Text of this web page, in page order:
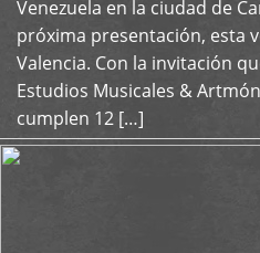
Venezuela en la ciudad de
próxima presentación, esta
Valencia. Con la invitación
Estudios Musicales &
cumplen 12 […]